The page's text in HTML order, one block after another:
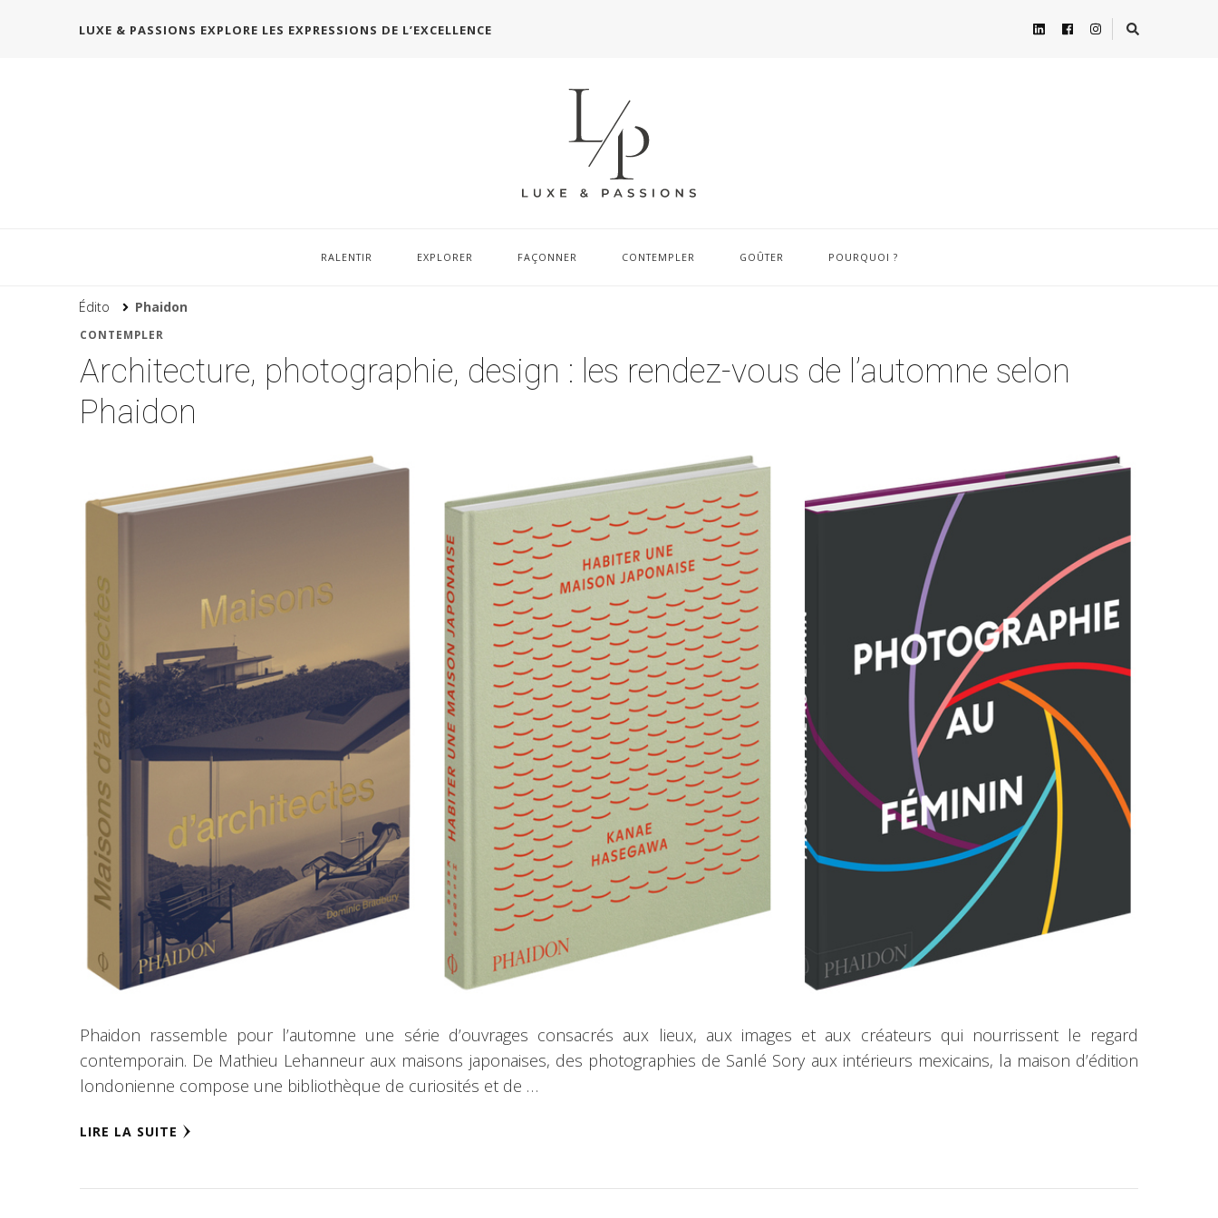
LUXE & PASSIONS EXPLORE LES EXPRESSIONS DE L’EXCELLENCE
RALENTIR EXPLORER FAÇONNER CONTEMPLER GOÛTER POURQUOI ?
Édito Phaidon
CONTEMPLER
Architecture, photographie, design : les rendez-vous de l’automne selon
Phaidon
Phaidon rassemble pour l’automne une série d’ouvrages consacrés aux lieux, aux images et aux créateurs qui nourrissent le regard
contemporain. De Mathieu Lehanneur aux maisons japonaises, des photographies de Sanlé Sory aux intérieurs mexicains, la maison d’édition
londonienne compose une bibliothèque de curiosités et de …
LIRE LA SUITE